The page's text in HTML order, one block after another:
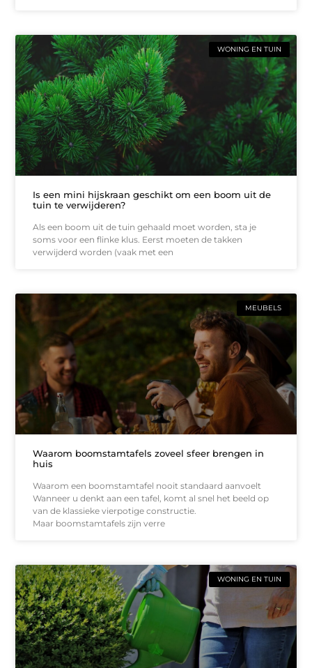
WONING EN TUIN
Is een mini hijskraan geschikt om een boom uit de
tuin te verwijderen?
Als een boom uit de tuin gehaald moet worden, sta je
soms voor een flinke klus. Eerst moeten de takken
verwijderd worden (vaak met een
MEUBELS
Waarom boomstamtafels zoveel sfeer brengen in
huis
Waarom een boomstamtafel nooit standaard aanvoelt
Wanneer u denkt aan een tafel, komt al snel het beeld op
van de klassieke vierpotige constructie.
Maar boomstamtafels zijn verre
WONING EN TUIN